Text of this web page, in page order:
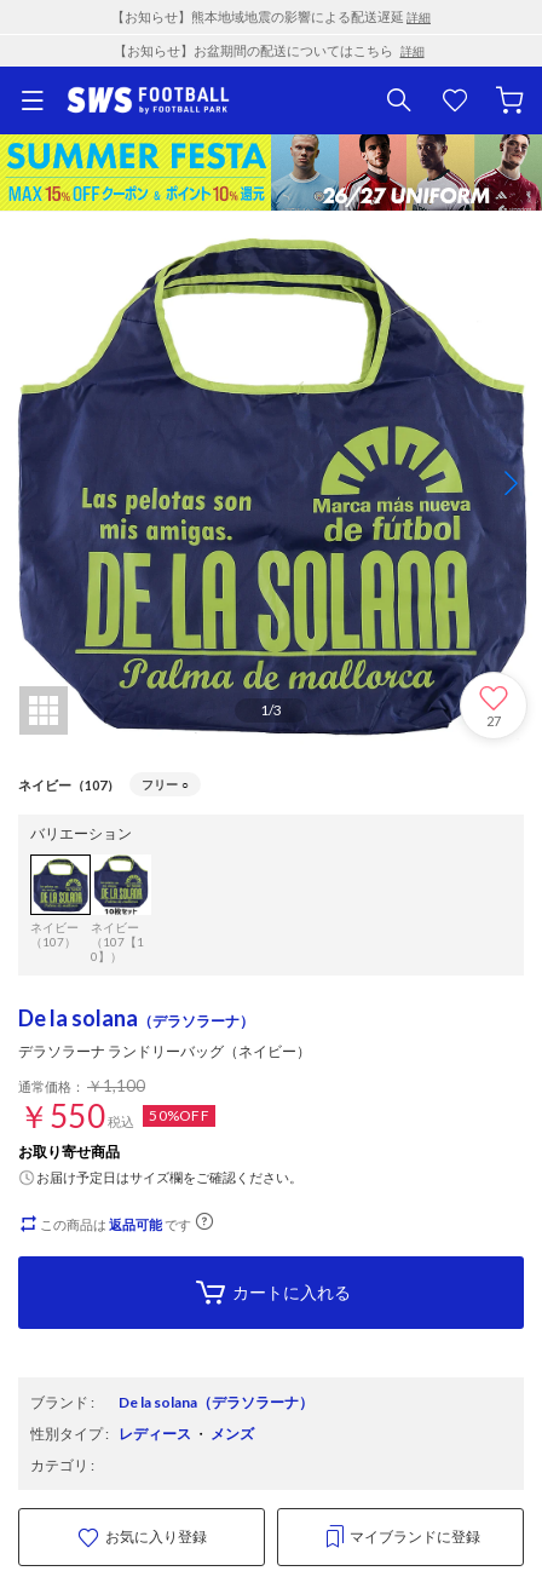
【お知らせ】熊本地域地震の影響による配送遅延 詳細
【お知らせ】お盆期間の配送についてはこちら 詳細
1/3
27
ネイビー（107） フリー ○
バリエーション
ネイビー
（107）
ネイビー
（107【1
0】）
De la solana （デラソラーナ）
デラソラーナ ランドリーバッグ（ネイビー）
通常価格： ￥1,100
￥550税込
50%OFF
お取り寄せ商品
お届け予定日はサイズ欄をご確認ください。
この商品は 返品可能です
カートに入れる
ブランド : De la solana （デラソラーナ）
性別タイプ: レディース ・ メンズ
カテゴリ :
お気に入り登録 マイブランドに登録